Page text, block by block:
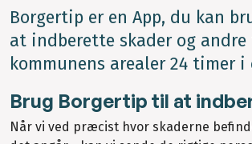
Borgertip er en App, du kan
at indberette skader og
kommunens arealer 24 timer i
Brug Borgertip til at
Når vi ved præcist hvor skaderne